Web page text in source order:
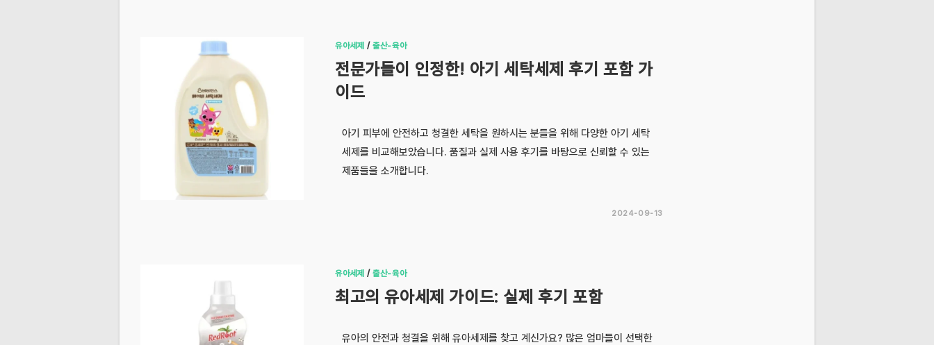
유아세제 /출산-육아
전문가들이 인정한! 아기 세탁세제 후기 포함 가
이드
아기 피부에 안전하고 청결한 세탁을 원하시는 분들을 위해 다양한 아기 세탁
세제를 비교해보았습니다. 품질과 실제 사용 후기를 바탕으로 신뢰할 수 있는
제품들을 소개합니다.
2024-09-13
유아세제 /출산-육아
최고의 유아세제 가이드: 실제 후기 포함
유아의 안전과 청결을 위해 유아세제를 찾고 계신가요? 많은 엄마들이 선택한